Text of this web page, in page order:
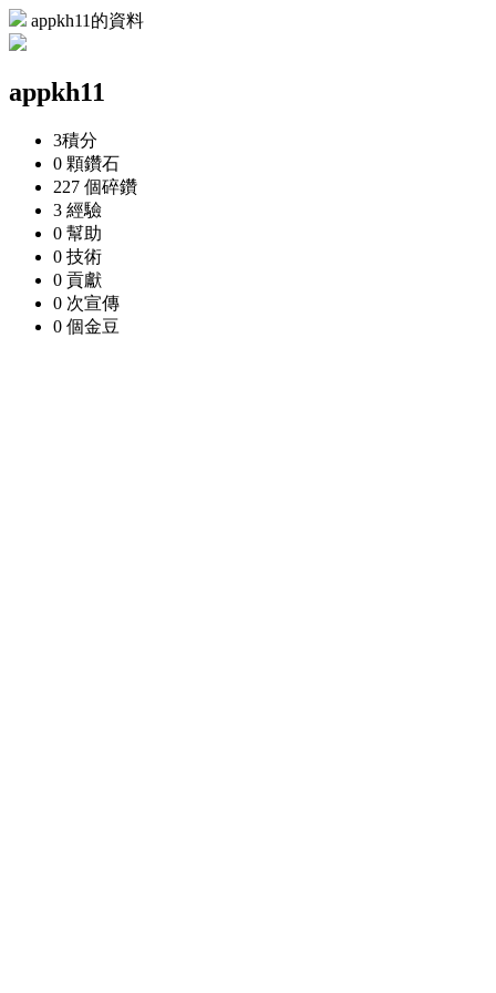
appkh11的資料
appkh11
3積分
0 顆鑽石
227 個碎鑽
3 經驗
0 幫助
0 技術
0 貢獻
0 次宣傳
0 個金豆